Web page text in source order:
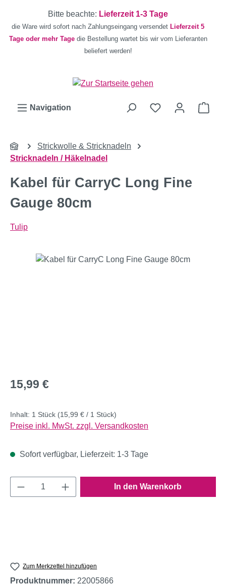
Zum Hauptinhalt springen
Bitte beachte: Lieferzeit 1-3 Tage
die Ware wird sofort nach Zahlungseingang versendet Lieferzeit 5
Tage oder mehr Tage die Bestellung wartet bis wir vom Lieferanten
beliefert werden!
Navigation
Strickwolle & Stricknadeln
Stricknadeln / Häkelnadel
Kabel für CarryC Long Fine
Gauge 80cm
Tulip
Bildergalerie überspringen
Regulärer Preis:
15,99 €
Inhalt: 1 Stück (15,99 € / 1 Stück)
Preise inkl. MwSt. zzgl. Versandkosten
Sofort verfügbar, Lieferzeit: 1-3 Tage
Produkt Anzahl: Gib den gewünschten
In den Warenkorb
Zum Merkzettel hinzufügen
Produktnummer: 22005866